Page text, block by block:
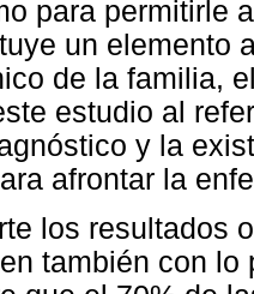
para permitirle
un elemento
de la familia,
estudio al
y la
afrontar la
los resultados
también con